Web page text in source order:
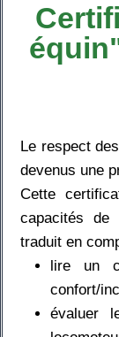
Le respect
devenus une
Cette
capacités de
traduit en
lire un
confort/
évaluer